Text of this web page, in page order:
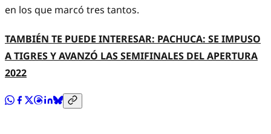
en los que marcó tres tantos.
TAMBIÉN TE PUEDE INTERESAR: PACHUCA: SE IMPUSO
A TIGRES Y AVANZÓ LAS SEMIFINALES DEL APERTURA
2022